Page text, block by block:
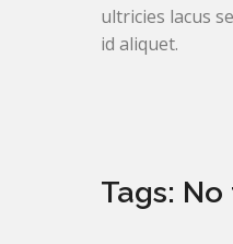
ultricies lacus
id aliquet.
Tags: No